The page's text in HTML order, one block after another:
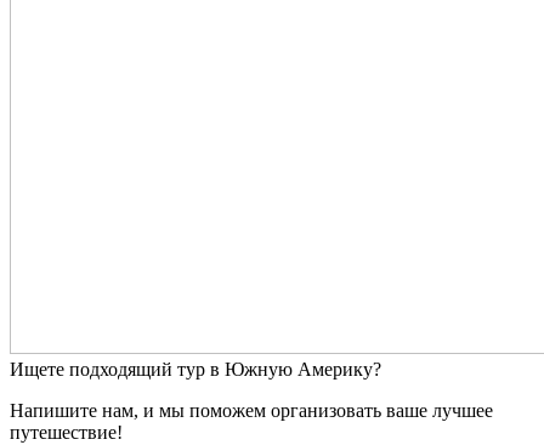
Ищете подходящий тур в Южную Америку?
Напишите нам, и мы поможем организовать ваше лучшее
путешествие!